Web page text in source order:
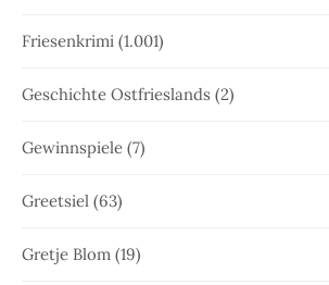
Friesenkrimi (1.001)
Geschichte Ostfrieslands (2)
Gewinnspiele (7)
Greetsiel (63)
Gretje Blom (19)